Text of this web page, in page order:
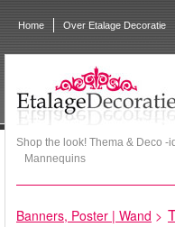
Home Over Etalage Decoratie
Shop the look! Thema & Deco -
Mannequins
Banners, Poster | Wand >